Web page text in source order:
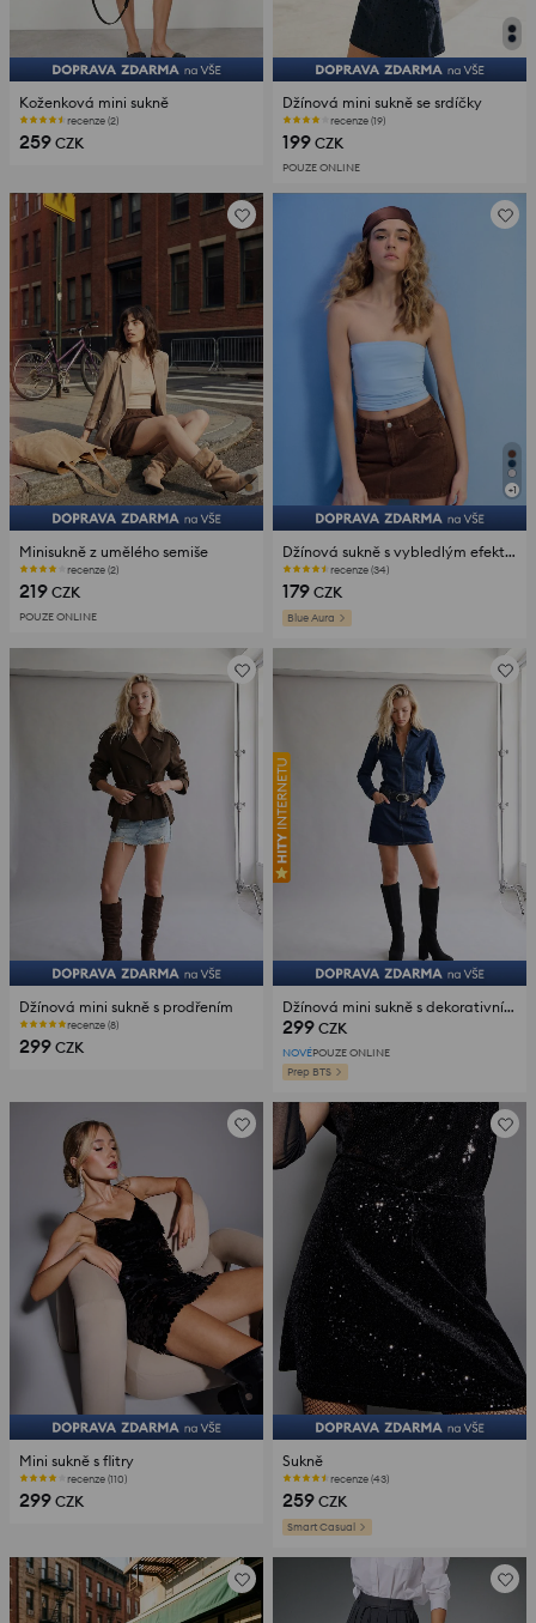
Koženková mini sukně
recenze (2)
259 CZK
Džínová mini sukně se srdíčky
recenze (19)
199 CZK
POUZE ONLINE
Minisukně z umělého semiše
recenze (2)
219 CZK
POUZE ONLINE
+1
Džínová sukně s vybledlým efektem
recenze (34)
179 CZK
Blue Aura
Džínová mini sukně s prodřením
recenze (8)
299 CZK
Džínová mini sukně s dekorativními cvoky
299 CZK
NOVÉPOUZE ONLINE
Prep BTS
Mini sukně s flitry
recenze (110)
299 CZK
Sukně
recenze (43)
259 CZK
Smart Casual